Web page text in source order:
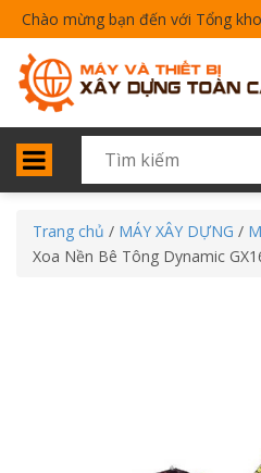
Chào mừng bạn đến với Tổng
Trang chủ / MÁY XÂY DỰNG /
Xoa Nền Bê Tông Dynamic